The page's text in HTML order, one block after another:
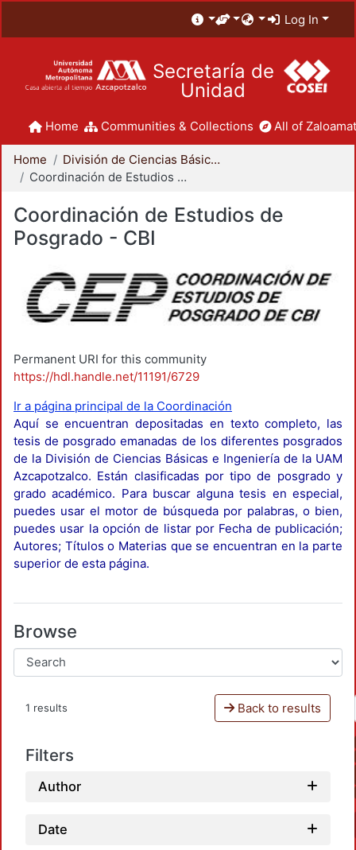
Log In
Secretaría de
Unidad
Home Communities & Collections All of
Home
División de Ciencias Básicas e Ingeniería
Coordinación de Estudios de Posgrado - CBI
Coordinación de Estudios de
Posgrado - CBI
Permanent URI for this community
https://hdl.handle.net/11191/6729
Ir a página principal de la Coordinación
Aquí se encuentran depositadas en texto completo, las
tesis de posgrado emanadas de los diferentes posgrados
de la División de Ciencias Básicas e Ingeniería de la UAM
Azcapotzalco. Están clasificadas por tipo de posgrado y
grado académico. Para buscar alguna tesis en especial,
puedes usar el motor de búsqueda por palabras, o bien,
puedes usar la opción de listar por Fecha de publicación;
Autores; Títulos o Materias que se encuentran en la parte
superior de esta página.
Browse
1 results Back to results
Filters
Author
Date